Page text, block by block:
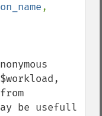
be usefull